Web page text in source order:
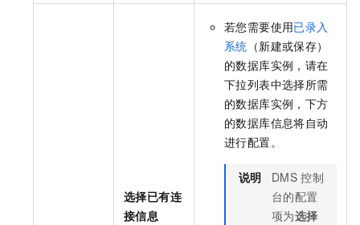
选择已有连
接信息
若您需要使用已录入
系统 （新建或保存）
的数据库实例，请在
下拉列表中选择所需
的数据库实例，下方
的数据库信息将自动
进行配置。
说明 DMS 控制
台的配置
项为选择